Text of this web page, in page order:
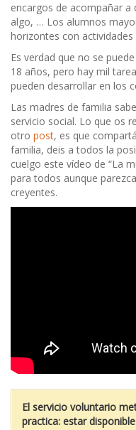
encargos de acompañar
algo, … Los alumnos
horizontes con
Es verdad que no se
18 años, pero hay mil
pueden desarrollar en los
Las madres de familia
servicio social. Lo que os
otro post, es que
familia, deis a todos la
cuelgo este vídeo de “La
para todos aunque
creyentes.
El servicio voluntario
practica: estar